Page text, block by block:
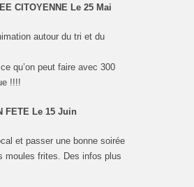
CITOYENNE Le 25 Mai
autour du tri et du
qu’on peut faire avec 300
!!!!
FETE Le 15 Juin
et passer une bonne soirée
moules frites. Des infos plus